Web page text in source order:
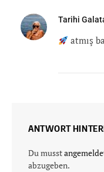
Tarihi
atmış
ANTWORT
Du musst
abzugeben.